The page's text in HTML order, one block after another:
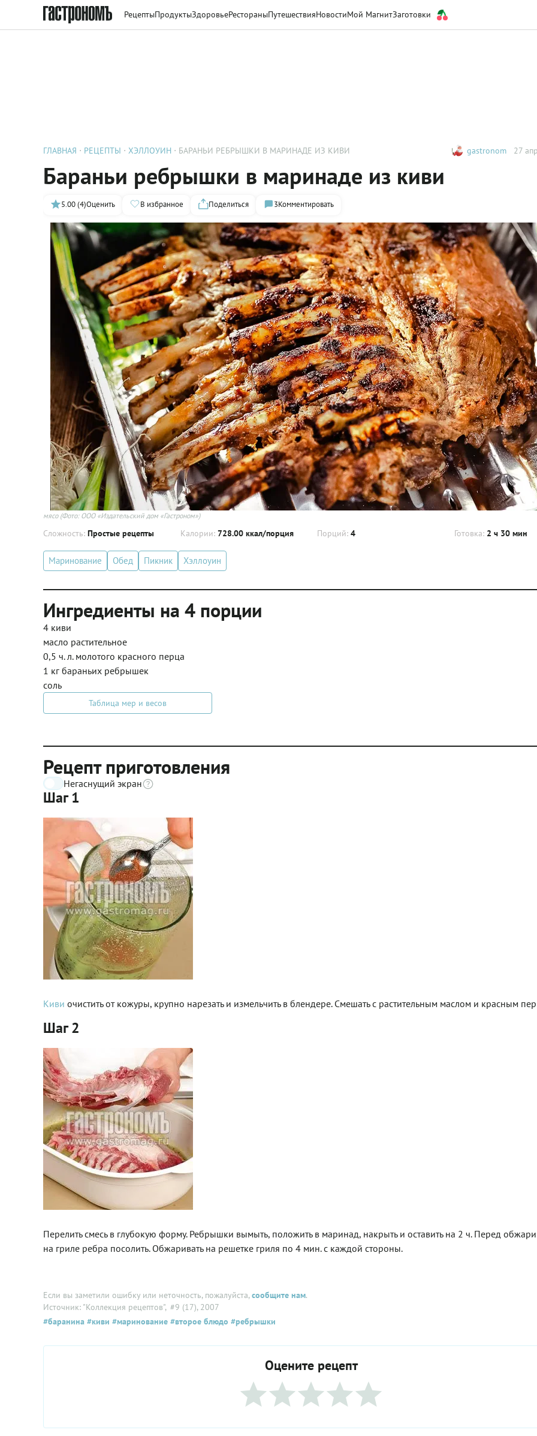
РецептыПродуктыЗдоровьеРестораныПутешествияНовостиМой МагнитЗаготовки
ГЛАВНАЯ РЕЦЕПТЫ ХЭЛЛОУИН БАРАНЬИ РЕБРЫШКИ В МАРИНАДЕ ИЗ КИВИ gastronom 27
Бараньи ребрышки в маринаде из киви
5.00 (4)Оценить В избранное Поделиться 3Комментировать
мясо(Фото: ООО «Издательский дом «Гастроном»)
Сложность: Простые рецепты Калории: 728.00 ккал/порция Порций: 4 Готовка: 2 ч 30 мин
Маринование Обед Пикник Хэллоуин
Ингредиенты на 4 порции
4 киви
масло растительное
0,5 ч. л. молотого красного перца
1 кг бараньих ребрышек
соль
Таблица мер и весов
Рецепт приготовления
Негаснущий экран
Шаг 1
Киви очистить от кожуры, крупно нарезать и измельчить в блендере. Смешать с растительным маслом и красным
Шаг 2
Перелить смесь в глубокую форму. Ребрышки вымыть, положить в маринад, накрыть и оставить на 2 ч. Перед
на гриле ребра посолить. Обжаривать на решетке гриля по 4 мин. с каждой стороны.
Если вы заметили ошибку или неточность, пожалуйста,сообщите нам.
Источник: "Коллекция рецептов", #9 (17), 2007
#баранина #киви #маринование #второе блюдо #ребрышки
Оцените рецепт